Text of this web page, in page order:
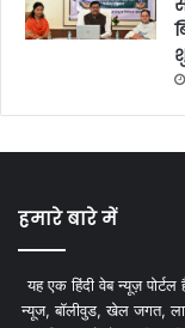
हमारे बारे में
यह एक हिंदी वेब न्यूज़
न्यूज, बॉलीवुड, खेल जगत,